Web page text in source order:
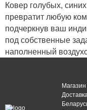
Ковер голубых,
превратит любую
подчеркнув ваш
под собственные
наполненный
Магазин